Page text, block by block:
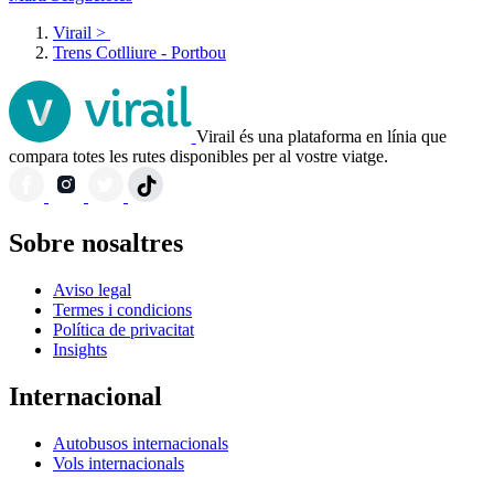
Virail >
Trens Cotlliure - Portbou
Virail és una plataforma en línia que
compara totes les rutes disponibles per al vostre viatge.
Sobre nosaltres
Aviso legal
Termes i condicions
Política de privacitat
Insights
Internacional
Autobusos internacionals
Vols internacionals